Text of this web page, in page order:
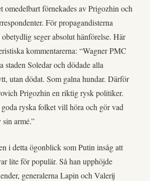
omedelbart förnekades av Prigozhin och
För propagandisterna
obetydlig seger absolut hänförelse. Här
kommentarerna: “Wagner PMC
staden Soledar och dödade alla
utan dödat. Som galna hundar. Därför
Prigozhin en riktig rysk politiker.
ryska folket vill höra och gör vad
armé.”
i detta ögonblick som Putin insåg att
lite för populär. Så han upphöjde
generalerna Lapin och Valerij